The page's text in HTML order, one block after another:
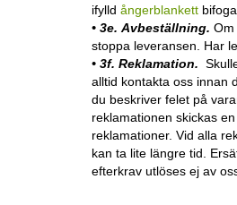
ifylld ångerblankett
• 3e. Avbeställning. Om
stoppa leveransen. Har
• 3f. Reklamation.
alltid kontakta oss innan
du beskriver felet på
reklamationen skickas
reklamationer. Vid alla
kan ta lite längre tid.
efterkrav utlöses ej av